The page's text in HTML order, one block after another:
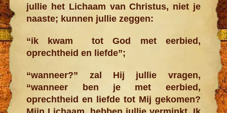
jullie het Lichaam van Christus, niet je
naaste; kunnen jullie zeggen:
“ik kwam tot God met eerbied,
oprechtheid en liefde”;
“wanneer?” zal Hij jullie vragen,
“wanneer ben je met eerbied,
oprechtheid en liefde tot Mij gekomen?